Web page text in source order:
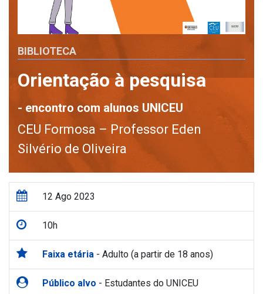
BIBLIOTECA
Orientação à pesquisa
- encontro com alunos UNICEU
CEU Formosa – Professor Eden
Silvério de Oliveira
12 Ago 2023
10h
Faixa etária - Adulto (a partir de 18 anos)
Público alvo - Estudantes do UNICEU